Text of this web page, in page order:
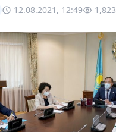
12.08.2021, 12:49 1,823